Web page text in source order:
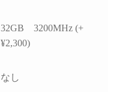
32GB 3200MHz (+
¥2,300)
なし